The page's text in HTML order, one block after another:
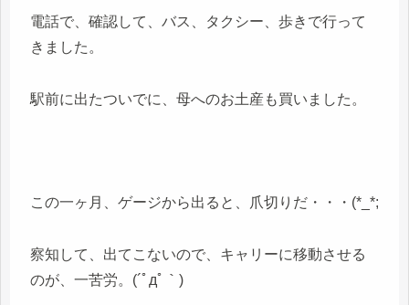
電話で、確認して、バス、タクシー、歩きで行って
きました。
駅前に出たついでに、母へのお土産も買いました。
この一ヶ月、ゲージから出ると、爪切りだ・・・(*_*;
察知して、出てこないので、キャリーに移動させる
のが、一苦労。(´ﾟдﾟ｀)